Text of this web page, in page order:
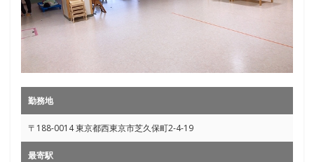
勤務地
〒188-0014 東京都西東京市芝久保町2-4-19
最寄駅